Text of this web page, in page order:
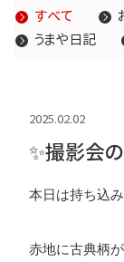
すべて
うまや日記
2025.02.02
✨撮影会
本日は持ち込
赤地に古典柄